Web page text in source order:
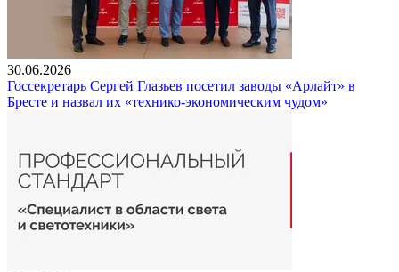
30.06.2026
Госсекретарь Сергей Глазьев посетил заводы «Арлайт» в
Бресте и назвал их «технико-экономическим чудом»